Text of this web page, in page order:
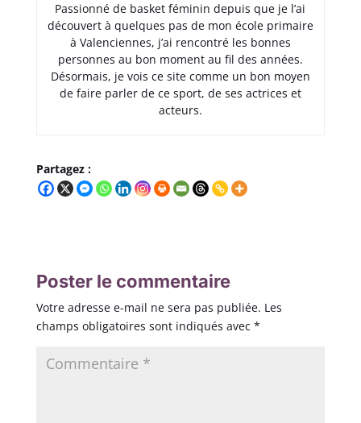
Passionné de basket féminin depuis que je l’ai
découvert à quelques pas de mon école primaire
à Valenciennes, j’ai rencontré les bonnes
personnes au bon moment au fil des années.
Désormais, je vois ce site comme un bon moyen
de faire parler de ce sport, de ses actrices et
acteurs.
Partagez :
Poster le commentaire
Votre adresse e-mail ne sera pas publiée. Les
champs obligatoires sont indiqués avec *